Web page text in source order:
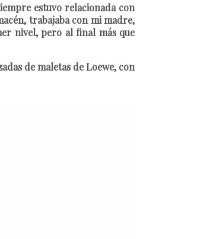
estuvo relacionada con
trabajaba con mi madre,
nivel, pero al final más que
de maletas de Loewe, con